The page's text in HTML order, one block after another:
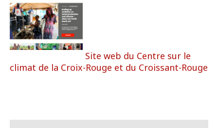
Site web du Centre sur le
climat de la Croix-Rouge et du Croissant-Rouge